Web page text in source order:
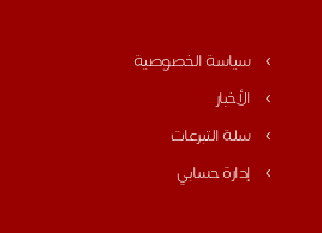
سياسة الخصوصية
الأخبار
سلة التبرعات
إدارة حسابي